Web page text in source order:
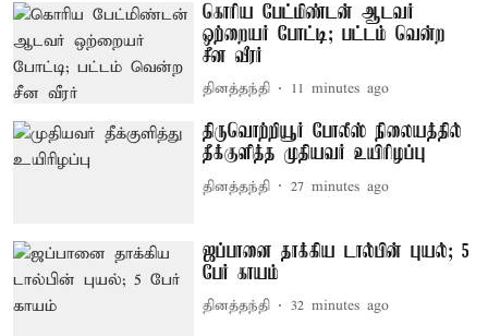
கொரிய பேட்மிண்டன் ஆடவர்
ஒற்றையர் போட்டி; பட்டம் வென்ற
சீன வீரர்
தினத்தந்தி 11 minutes ago
திருவொற்றியூர் போலீஸ் நிலையத்தில்
தீக்குளித்த முதியவர் உயிரிழப்பு
தினத்தந்தி 27 minutes ago
ஜப்பானை தாக்கிய டால்பின் புயல்; 5
பேர் காயம்
தினத்தந்தி 32 minutes ago